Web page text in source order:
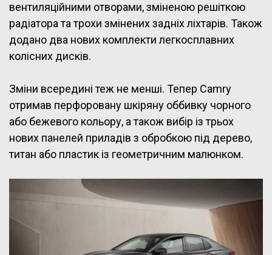
вентиляційними отворами, зміненою решіткою
радіатора та трохи змінених задніх ліхтарів. Також
додано два нових комплекти легкосплавних
колісних дисків.
Зміни всередині теж не менші. Тепер Camry
отримав перфоровану шкіряну оббивку чорного
або бежевого кольору, а також вибір із трьох
нових панелей приладів з обробкою під дерево,
титан або пластик із геометричним малюнком.